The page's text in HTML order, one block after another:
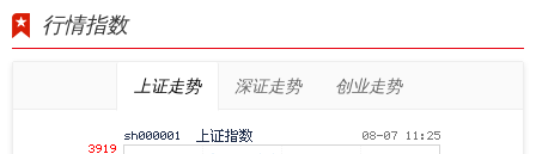
行情指数
上证走势 深证走势 创业走势